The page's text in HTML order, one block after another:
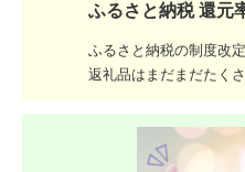
ふるさと納税 還元
ふるさと納税の制度改
返礼品はまだまだたく